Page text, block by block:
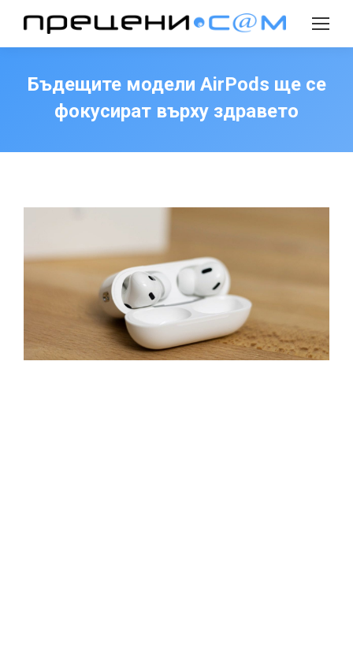
Search:
Бъдещите модели AirPods ще се
фокусират върху здравето